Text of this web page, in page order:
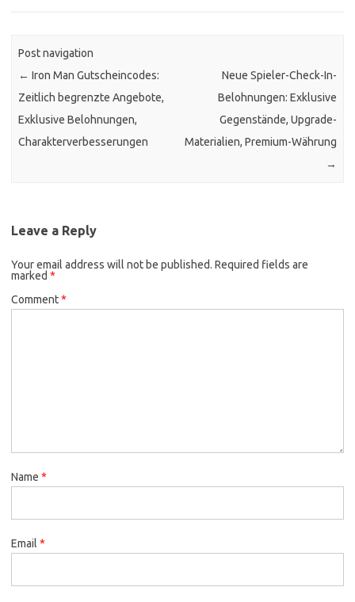
Post navigation
← Iron Man Gutscheincodes:
Zeitlich begrenzte Angebote,
Exklusive Belohnungen,
Charakterverbesserungen
Neue Spieler-Check-In-
Belohnungen: Exklusive
Gegenstände, Upgrade-
Materialien, Premium-Währung
→
Leave a Reply
Your email address will not be published. Required fields are
marked *
Comment*
Name *
Email *